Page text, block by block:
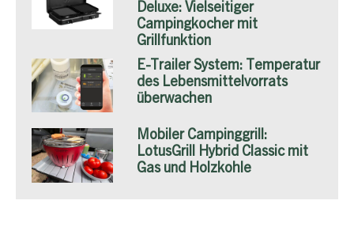
Deluxe: Vielseitiger
Campingkocher mit
Grillfunktion
E-Trailer System: Temperatur
des Lebensmittelvorrats
überwachen
Mobiler Campinggrill:
LotusGrill Hybrid Classic mit
Gas und Holzkohle